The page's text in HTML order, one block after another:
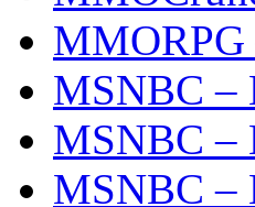
MSNBC –
MSNBC –
MSNBC –